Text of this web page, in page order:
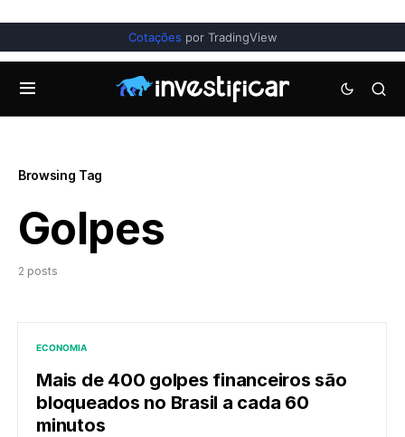
Cotações por TradingView
Browsing Tag
Golpes
2 posts
ECONOMIA
Mais de 400 golpes financeiros são
bloqueados no Brasil a cada 60
minutos